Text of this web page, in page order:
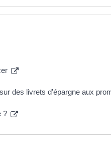
des livrets d'épargne aux
?